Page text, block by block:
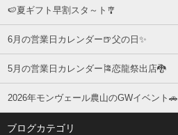
🍉夏ギフト早割スタ～ト🎐
6月の営業日カレンダー🍺父の日✨
5月の営業日カレンダー🎏恋龍祭出店🐉
2026年モンヴェール農山のGWイベント🚗
ブログカテゴリ